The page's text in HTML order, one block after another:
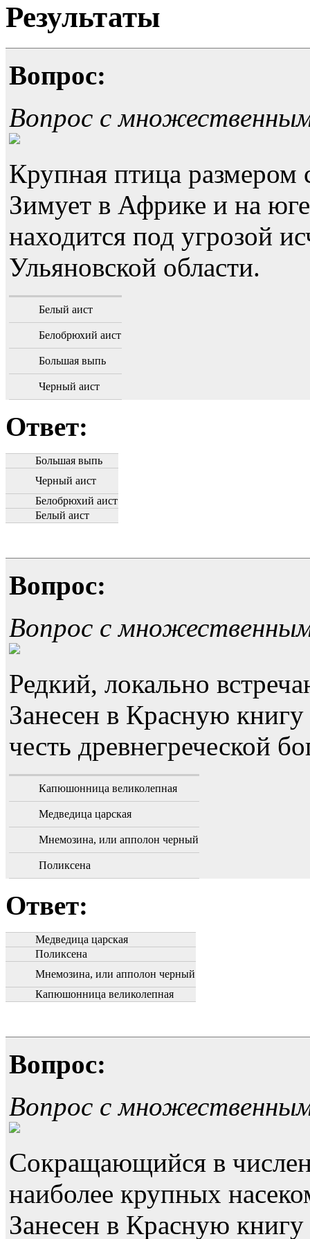
Результаты
Вопрос:
Вопрос с
Крупная птица
Зимует в Африке и на
находится под угрозой
Ульяновской области.
Белый аист
Белобрюхий аист
Большая выпь
Черный аист
Ответ:
Большая выпь
Черный аист
Белобрюхий аист
Белый аист
Вопрос:
Вопрос с
Редкий, локально
Занесен в Красную книгу
честь древнегреческой
Капюшонница великолепная
Медведица царская
Мнемозина, или апполон черный
Поликсена
Ответ:
Медведица царская
Поликсена
Мнемозина, или апполон черный
Капюшонница великолепная
Вопрос:
Вопрос с
Сокращающийся в
наиболее крупных
Занесен в Красную